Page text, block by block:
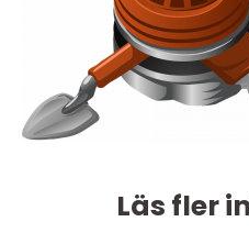
Läs fler